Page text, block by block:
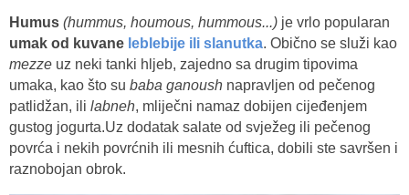
Humus (hummus, houmous, hummous...) je vrlo popularan
umak od kuvane leblebije ili slanutka. Obično se služi kao
mezze uz neki tanki hljeb, zajedno sa drugim tipovima
umaka, kao što su baba ganoush napravljen od pečenog
patlidžan, ili labneh, mliječni namaz dobijen cijeđenjem
gustog jogurta.Uz dodatak salate od svježeg ili pečenog
povrća i nekih povrćnih ili mesnih ćuftica, dobili ste savršen i
raznobojan obrok.